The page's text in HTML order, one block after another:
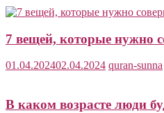
7 вещей, которые нужно
01.04.202402.04.2024 quran-sunna
В каком возрасте люди